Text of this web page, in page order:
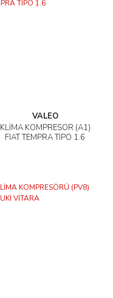
VALEO
KLİMA KOMPRESÖR (A1)
FIAT TEMPRA TİPO 1.6